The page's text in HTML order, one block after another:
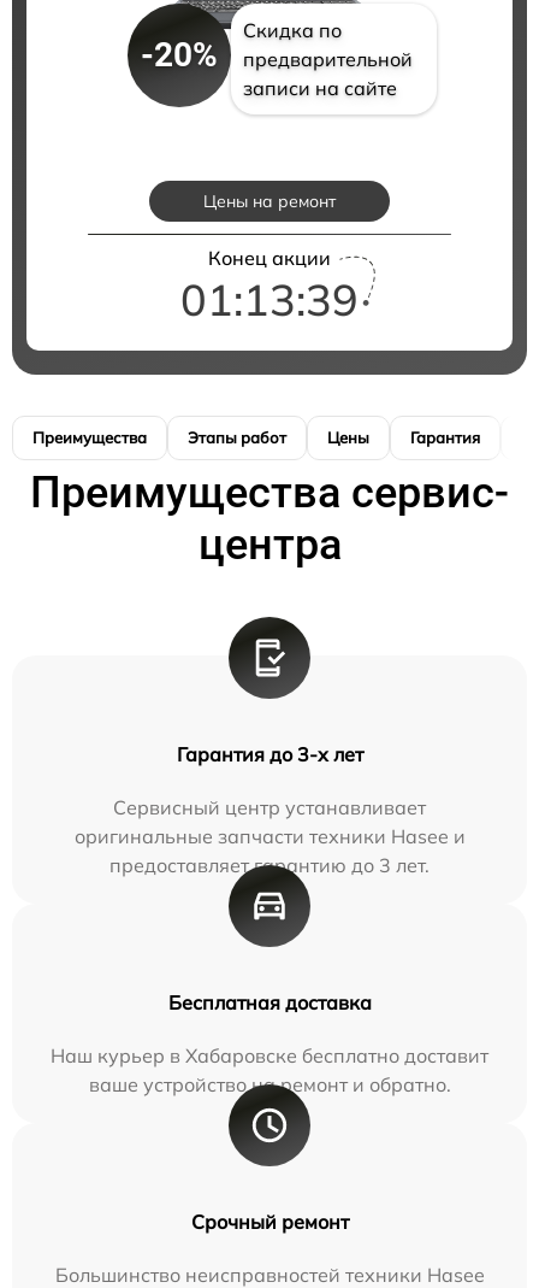
-20%
Скидка по
предварительной
записи на сайте
Цены на ремонт
Конец акции
01:13:38
Преимущества Этапы работ Цены Гарантия
Преимущества сервис-
центра
Гарантия до 3-х лет
Сервисный центр устанавливает
оригинальные запчасти техники Hasee и
предоставляет гарантию до 3 лет.
Бесплатная доставка
Наш курьер в Хабаровске бесплатно доставит
ваше устройство на ремонт и обратно.
Срочный ремонт
Большинство неисправностей техники Hasee